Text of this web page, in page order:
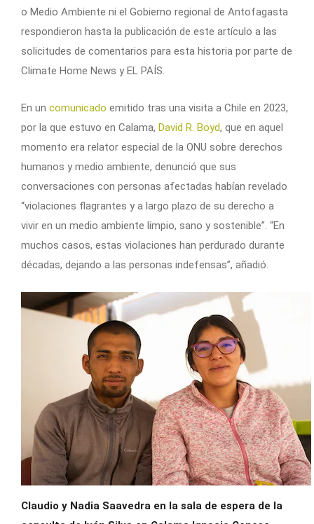
o Medio Ambiente ni el Gobierno regional de Antofagasta
respondieron hasta la publicación de este artículo a las
solicitudes de comentarios para esta historia por parte de
Climate Home News y EL PAÍS.
En un comunicado emitido tras una visita a Chile en 2023,
por la que estuvo en Calama, David R. Boyd, que en aquel
momento era relator especial de la ONU sobre derechos
humanos y medio ambiente, denunció que sus
conversaciones con personas afectadas habían revelado
“violaciones flagrantes y a largo plazo de su derecho a
vivir en un medio ambiente limpio, sano y sostenible”. “En
muchos casos, estas violaciones han perdurado durante
décadas, dejando a las personas indefensas”, añadió.
Claudio y Nadia Saavedra en la sala de espera de la